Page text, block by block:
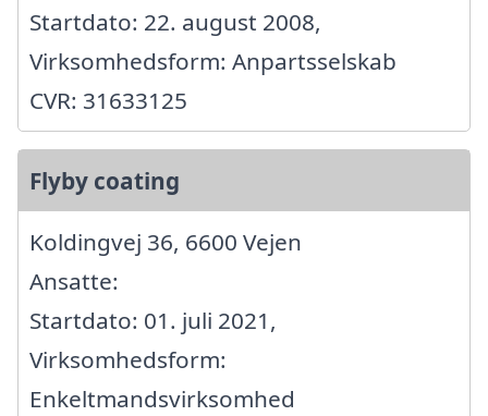
Startdato: 22. august 2008,
Virksomhedsform: Anpartsselskab
CVR: 31633125
Flyby coating
Koldingvej 36, 6600 Vejen
Ansatte:
Startdato: 01. juli 2021,
Virksomhedsform:
Enkeltmandsvirksomhed